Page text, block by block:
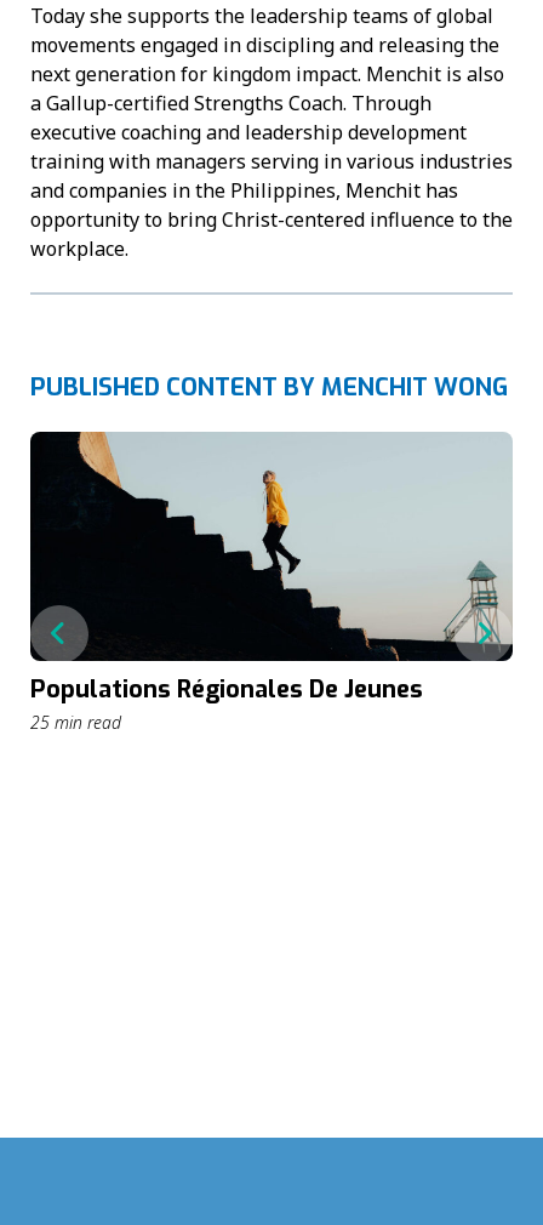
Today she supports the leadership teams of global
movements engaged in discipling and releasing the
next generation for kingdom impact. Menchit is also
a Gallup-certified Strengths Coach. Through
executive coaching and leadership development
training with managers serving in various industries
and companies in the Philippines, Menchit has
opportunity to bring Christ-centered influence to the
workplace.
PUBLISHED CONTENT BY MENCHIT WONG
Populations Régionales De Jeunes
25 min read